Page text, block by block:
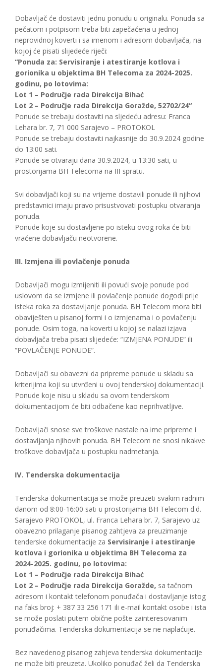
Dobavljač će dostaviti jednu ponudu u originalu. Ponuda sa
pečatom i potpisom treba biti zapečaćena u jednoj
neprovidnoj koverti i sa imenom i adresom dobavljača, na
kojoj će pisati slijedeće riječi:
“Ponuda za: Servisiranje i atestiranje kotlova i
gorionika u objektima BH Telecoma za 2024-2025.
godinu, po lotovima:
Lot 1 – Područje rada Direkcija Bihać
Lot 2 – Područje rada Direkcija Goražde, 52702/24“
Ponude se trebaju dostaviti na sljedeću adresu: Franca
Lehara br. 7, 71 000 Sarajevo – PROTOKOL
Ponude se trebaju dostaviti najkasnije do 30.9.2024 godine
do 13:00 sati.
Ponude se otvaraju dana 30.9.2024, u 13:30 sati, u
prostorijama BH Telecoma na III spratu.
Svi dobavljači koji su na vrijeme dostavili ponude ili njihovi
predstavnici imaju pravo prisustvovati postupku otvaranja
ponuda.
Ponude koje su dostavljene po isteku ovog roka će biti
vraćene dobavljaču neotvorene.
III. Izmjena ili povlačenje ponuda
Dobavljači mogu izmijeniti ili povući svoje ponude pod
uslovom da se izmjene ili povlačenje ponude dogodi prije
isteka roka za dostavljanje ponuda. BH Telecom mora biti
obaviješten u pisanoj formi i o izmjenama i o povlačenju
ponude. Osim toga, na koverti u kojoj se nalazi izjava
dobavljača treba pisati slijedeće: “IZMJENA PONUDE” ili
“POVLAČENJE PONUDE”.
Dobavljači su obavezni da pripreme ponude u skladu sa
kriterijima koji su utvrđeni u ovoj tenderskoj dokumentaciji.
Ponude koje nisu u skladu sa ovom tenderskom
dokumentacijom će biti odbačene kao neprihvatljive.
Dobavljači snose sve troškove nastale na ime pripreme i
dostavljanja njihovih ponuda. BH Telecom ne snosi nikakve
troškove dobavljača u postupku nadmetanja.
IV. Tenderska dokumentacija
Tenderska dokumentacija se može preuzeti svakim radnim
danom od 8:00-16:00 sati u prostorijama BH Telecom d.d.
Sarajevo PROTOKOL, ul. Franca Lehara br. 7, Sarajevo uz
obavezno prilaganje pisanog zahtjeva za preuzimanje
tenderske dokumentacije za Servisiranje i atestiranje
kotlova i gorionika u objektima BH Telecoma za
2024-2025. godinu, po lotovima:
Lot 1 – Područje rada Direkcija Bihać
Lot 2 – Područje rada Direkcija Goražde, sa tačnom
adresom i kontakt telefonom ponuđača i dostavljanje istog
na faks broj: + 387 33 256 171 ili e-mail kontakt osobe i ista
se može poslati putem obične pošte zainteresovanim
ponuđačima. Tenderska dokumentacija se ne naplaćuje.
Bez navedenog pisanog zahjeva tenderska dokumentacije
ne može biti preuzeta. Ukoliko ponuđač želi da Tenderska